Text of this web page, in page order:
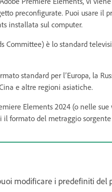
preconfigurate. Puoi usare il
installata sul computer.
Committee) è lo standard
standard per l’Europa, la
e altre regioni asiatiche.
Elements 2024 (o nelle
formato del metraggio
modificare i predefiniti del